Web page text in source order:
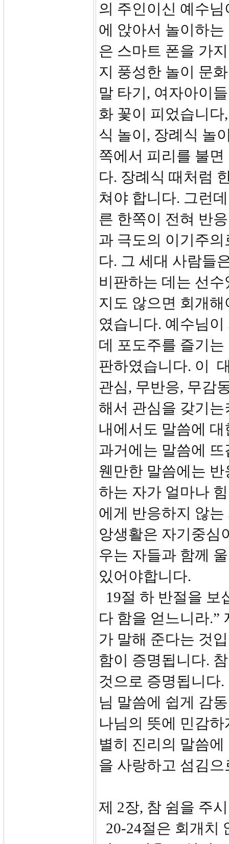
의 주인이신 예수
에 앉아서 놀이하
은 스마트 폰을 가
지 풍성한 놀이 문
말 타기, 여자아이
화 꽃이 피었습니
식 놀이, 장례식 놀
쪽에서 피리를 불
다. 장례식 때처럼
쳐야 합니다. 그런
른 한쪽이 전혀 반
과 극도의 이기주
다. 그 세대 사람들
비판하는 데는 선
지도 않으면 회개
였습니다. 예수님
데 포도주를 즐기
판하였습니다. 이
관심, 무반응, 무감
해서 관심을 갖기
내에서도 말씀에
과거에는 말씀에
웬만한 말씀에는
하는 자가 얼마나
에게 반응하지 않
앙생활은 자기중심
우는 자들과 함께
있어야합니다.
19절 하 반절을 보
다 함을 얻느니라.”
가 말해 준다는 것
함이 증명됩니다.
것으로 증명됩니다
님 말씀에 쉽게 감
나님의 뜻에 민감
별히 진리의 말씀
을 사랑하고 섬김
제 2장, 참 쉼을 주
20-24절은 회개치